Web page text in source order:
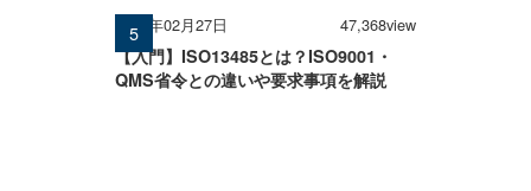
2026年02月27日 47,368view
【入門】ISO13485とは？ISO9001・
QMS省令との違いや要求事項を解説